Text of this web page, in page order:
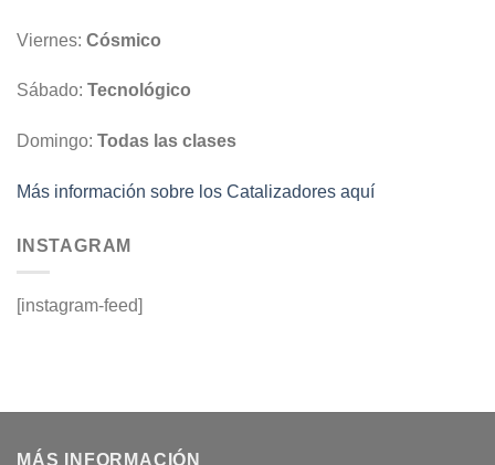
Viernes: Cósmico
Sábado: Tecnológico
Domingo: Todas las clases
Más información sobre los Catalizadores aquí
INSTAGRAM
[instagram-feed]
MÁS INFORMACIÓN